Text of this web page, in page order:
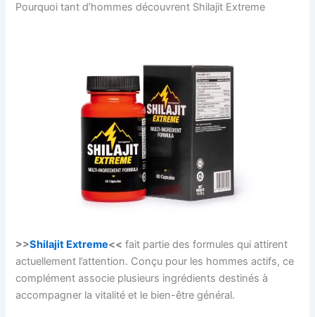
Pourquoi tant d’hommes découvrent Shilajit Extreme
>>Shilajit Extreme<< fait partie des formules qui attirent
actuellement l’attention. Conçu pour les hommes actifs, ce
complément associe plusieurs ingrédients destinés à
accompagner la vitalité et le bien-être général.